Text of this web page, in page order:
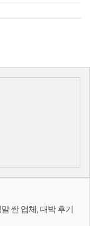
싼 업체, 대박 후기